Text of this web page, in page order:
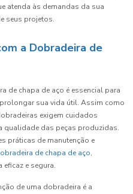
atenda às demandas da sua
seus projetos.
a Dobradeira de
de chapa de aço é essencial para
sua vida útil. Assim como
exigem cuidados
qualidade das peças produzidas.
práticas de manutenção e
de chapa de aço,
eficaz e segura.
de uma dobradeira é a